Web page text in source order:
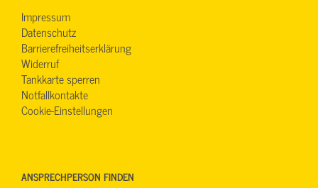
Impressum
Datenschutz
Barrierefreiheitserklärung
Widerruf
Tankkarte sperren
Notfallkontakte
Cookie-Einstellungen
ANSPRECHPERSON FINDEN